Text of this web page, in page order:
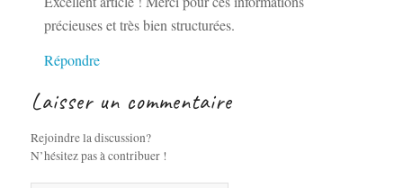
précieuses et très bien structurées.
Répondre
Laisser un commentaire
Rejoindre la discussion?
N’hésitez pas à contribuer !